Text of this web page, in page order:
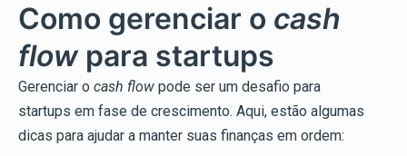
Como gerenciar o cash
flowpara startups
Gerenciar o cash flow pode ser um desafio para
startups em fase de crescimento. Aqui, estão algumas
dicas para ajudar a manter suas finanças em ordem: